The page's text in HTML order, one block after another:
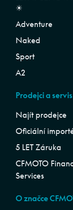
☀︎
Adventure
Naked
Sport
A2
Prodejci a servis
Najít prodejce
Oficiální
5 LET Záruka
CFMOTO
Services
O značce